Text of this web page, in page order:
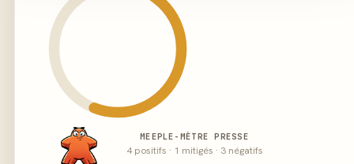
MEEPLE-MÈTRE PRESSE
4 positifs · 1 mitigés · 3 négatifs